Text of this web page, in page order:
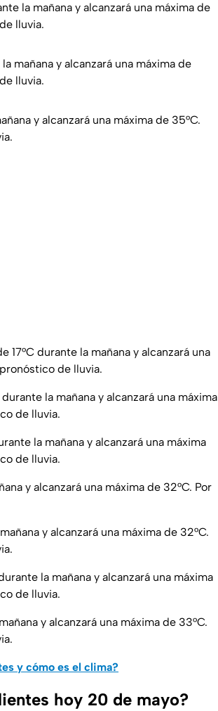
la mañana y alcanzará una máxima de
lluvia.
mañana y alcanzará una máxima de
lluvia.
y alcanzará una máxima de 35°C.
17°C durante la mañana y alcanzará una
de lluvia.
la mañana y alcanzará una máxima
de lluvia.
la mañana y alcanzará una máxima
de lluvia.
y alcanzará una máxima de 32°C. Por
y alcanzará una máxima de 32°C.
la mañana y alcanzará una máxima
de lluvia.
y alcanzará una máxima de 33°C.
y cómo es el clima?
hoy 20 de mayo?